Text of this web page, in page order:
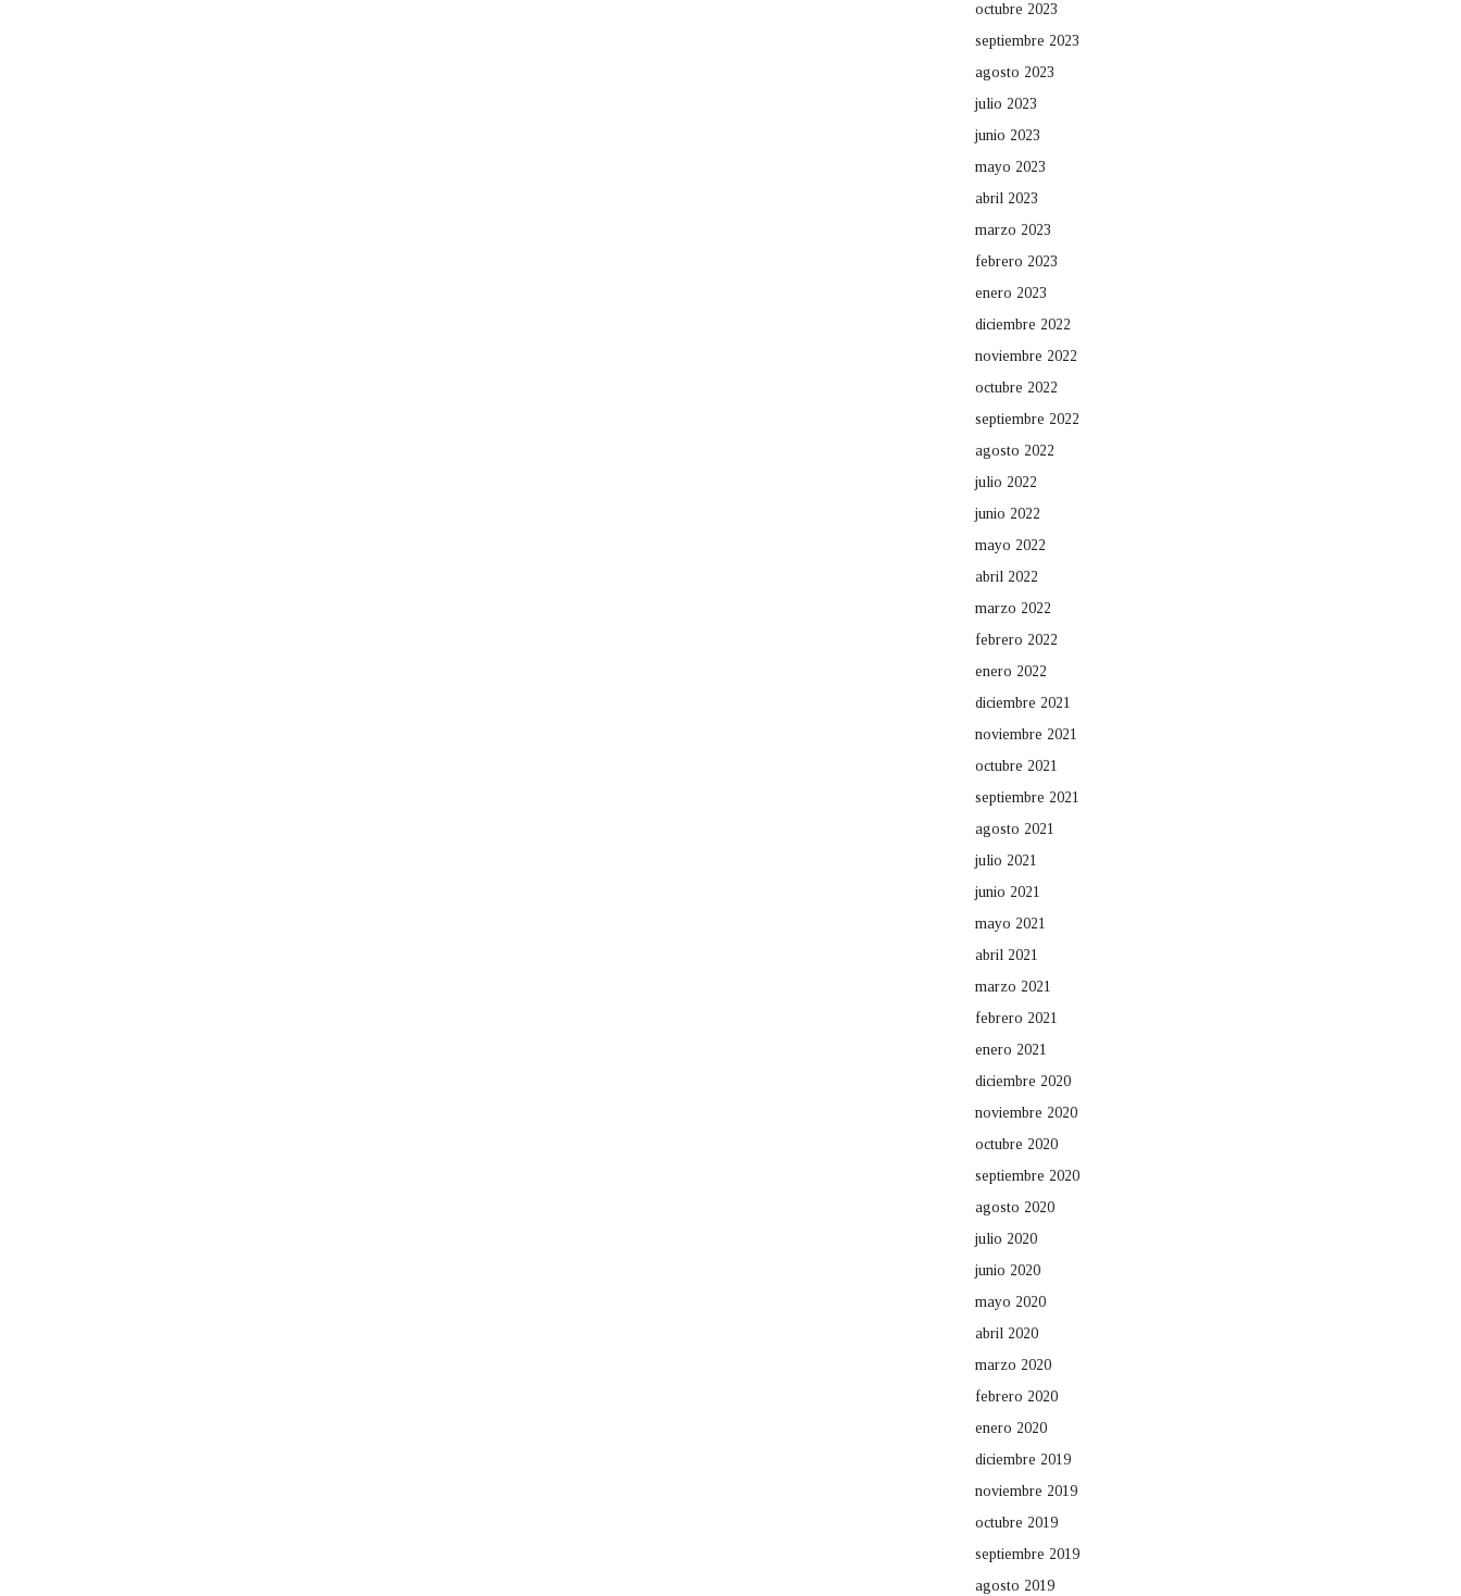
octubre 2023
septiembre 2023
agosto 2023
julio 2023
junio 2023
mayo 2023
abril 2023
marzo 2023
febrero 2023
enero 2023
diciembre 2022
noviembre 2022
octubre 2022
septiembre 2022
agosto 2022
julio 2022
junio 2022
mayo 2022
abril 2022
marzo 2022
febrero 2022
enero 2022
diciembre 2021
noviembre 2021
octubre 2021
septiembre 2021
agosto 2021
julio 2021
junio 2021
mayo 2021
abril 2021
marzo 2021
febrero 2021
enero 2021
diciembre 2020
noviembre 2020
octubre 2020
septiembre 2020
agosto 2020
julio 2020
junio 2020
mayo 2020
abril 2020
marzo 2020
febrero 2020
enero 2020
diciembre 2019
noviembre 2019
octubre 2019
septiembre 2019
agosto 2019